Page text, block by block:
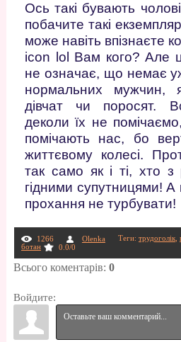
Ось такі бувають
побачите такі
може навіть впізнаєте
icon lol Вам кого? Але
не означає, що немає
нормальних мужчин,
дівчат чи поросят.
деколи їх не
помічають нас, бо
життєвому колесі.
так само як і ті, хто з
гідними супутницями!
прохання не турбувати!
1266 Olenka Теги: трудоголік,
ботан
0.0/0
Всього коментарів: 0
Войдите: